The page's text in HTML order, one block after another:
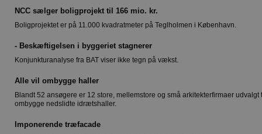
NCC sælger boligprojekt til 166 mio. kr.
Boligprojektet er på 11.000 kvadratmeter på Teglholmen i København.
- Beskæftigelsen i byggeriet stagnerer
Konjunkturanalyse fra BAT viser ikke tegn på vækst.
Alle vil ombygge haller
Blandt 52 ansøgere er 12 store, mellemstore og små arkitekterfirmaer udvalgt
ombygge nedslidte idrætshaller.
Imponerende træfacade